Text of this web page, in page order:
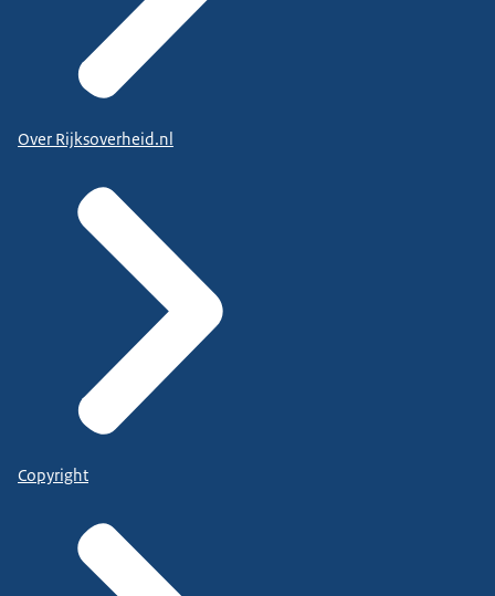
Over Rijksoverheid.nl
Copyright